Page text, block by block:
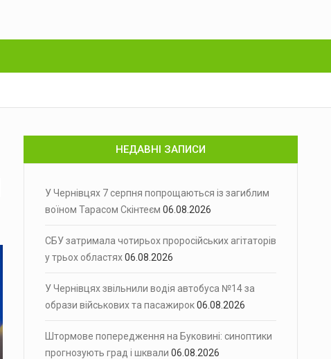
НЕДАВНІ ЗАПИСИ
У Чернівцях 7 серпня попрощаються із загиблим
воїном Тарасом Скінтеєм 06.08.2026
СБУ затримала чотирьох проросійських агітаторів
у трьох областях06.08.2026
У Чернівцях звільнили водія автобуса №14 за
образи військових та пасажирок06.08.2026
Штормове попередження на Буковині: синоптики
прогнозують град і шквали 06.08.2026